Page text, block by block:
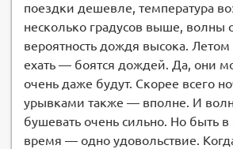
поездки дешевле, температура
несколько градусов выше, волны
вероятность дождя высока. Летом
ехать — боятся дождей. Да, они
очень даже будут. Скорее всего
урывками также — вполне. И
бушевать очень сильно. Но быть в
время — одно удовольствие.